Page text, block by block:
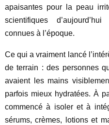
apaisantes pour la peau
scientifiques
connues à l’époque.
Ce qui a vraiment lancé
de terrain : des personnes
avaient les mains
parfois mieux hydratées. À
commencé à isoler et à
sérums, crèmes, lotions et